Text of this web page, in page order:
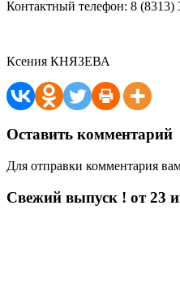
Контактный телефон: 8 (8313)
Ксения КНЯЗЕВА
Оставить комментарий
Для отправки комментария
Свежий выпуск ! от 23